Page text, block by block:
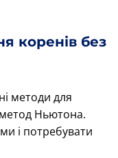
коренів без
методи для
Ньютона.
і потребувати